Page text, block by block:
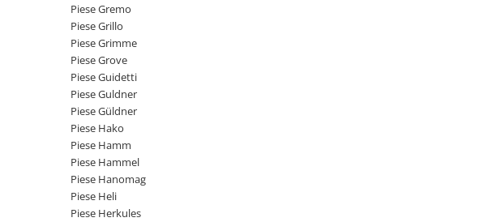
Microintrerupator
Senzori utilaje
Calculatoare utilaje
Electrovalva - electroventil - electro
Bobina 12V
Senzor de vant - anemometru
Intrerupator 4 pozitii
Bobina 10V
Bobina 20V
Lampi semnalizare
Piese SDMO
Piese Doosan Daewoo
Piese Agritalia - Carraro
Piese Doppstadt
Piese Kalmar
Piese Klemm
Piese Lansing Bagnall
Piese Laupetre
Piese Gremo
Piese Grillo
Piese Grimme
Piese Grove
Piese Guidetti
Piese Guldner
Piese Güldner
Piese Hako
Piese Hamm
Piese Hammel
Piese Hanomag
Piese Heli
Piese Herkules